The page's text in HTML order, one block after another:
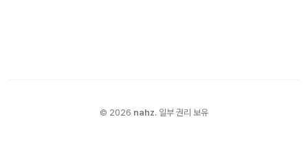
© 2026 nahz. 일부 권리 보유